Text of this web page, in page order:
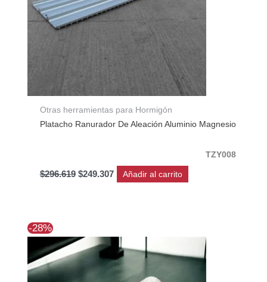
Otras herramientas para Hormigón
Platacho Ranurador De Aleación Aluminio Magnesio
TZY008
$296.619 $249.307 Añadir al carrito
-28%
precio
original
era:
$72.090.
precio
actual
es:
$52.085.